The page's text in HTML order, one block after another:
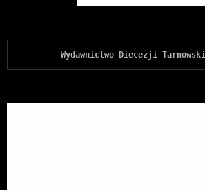
Wydawnictwo Diecezji